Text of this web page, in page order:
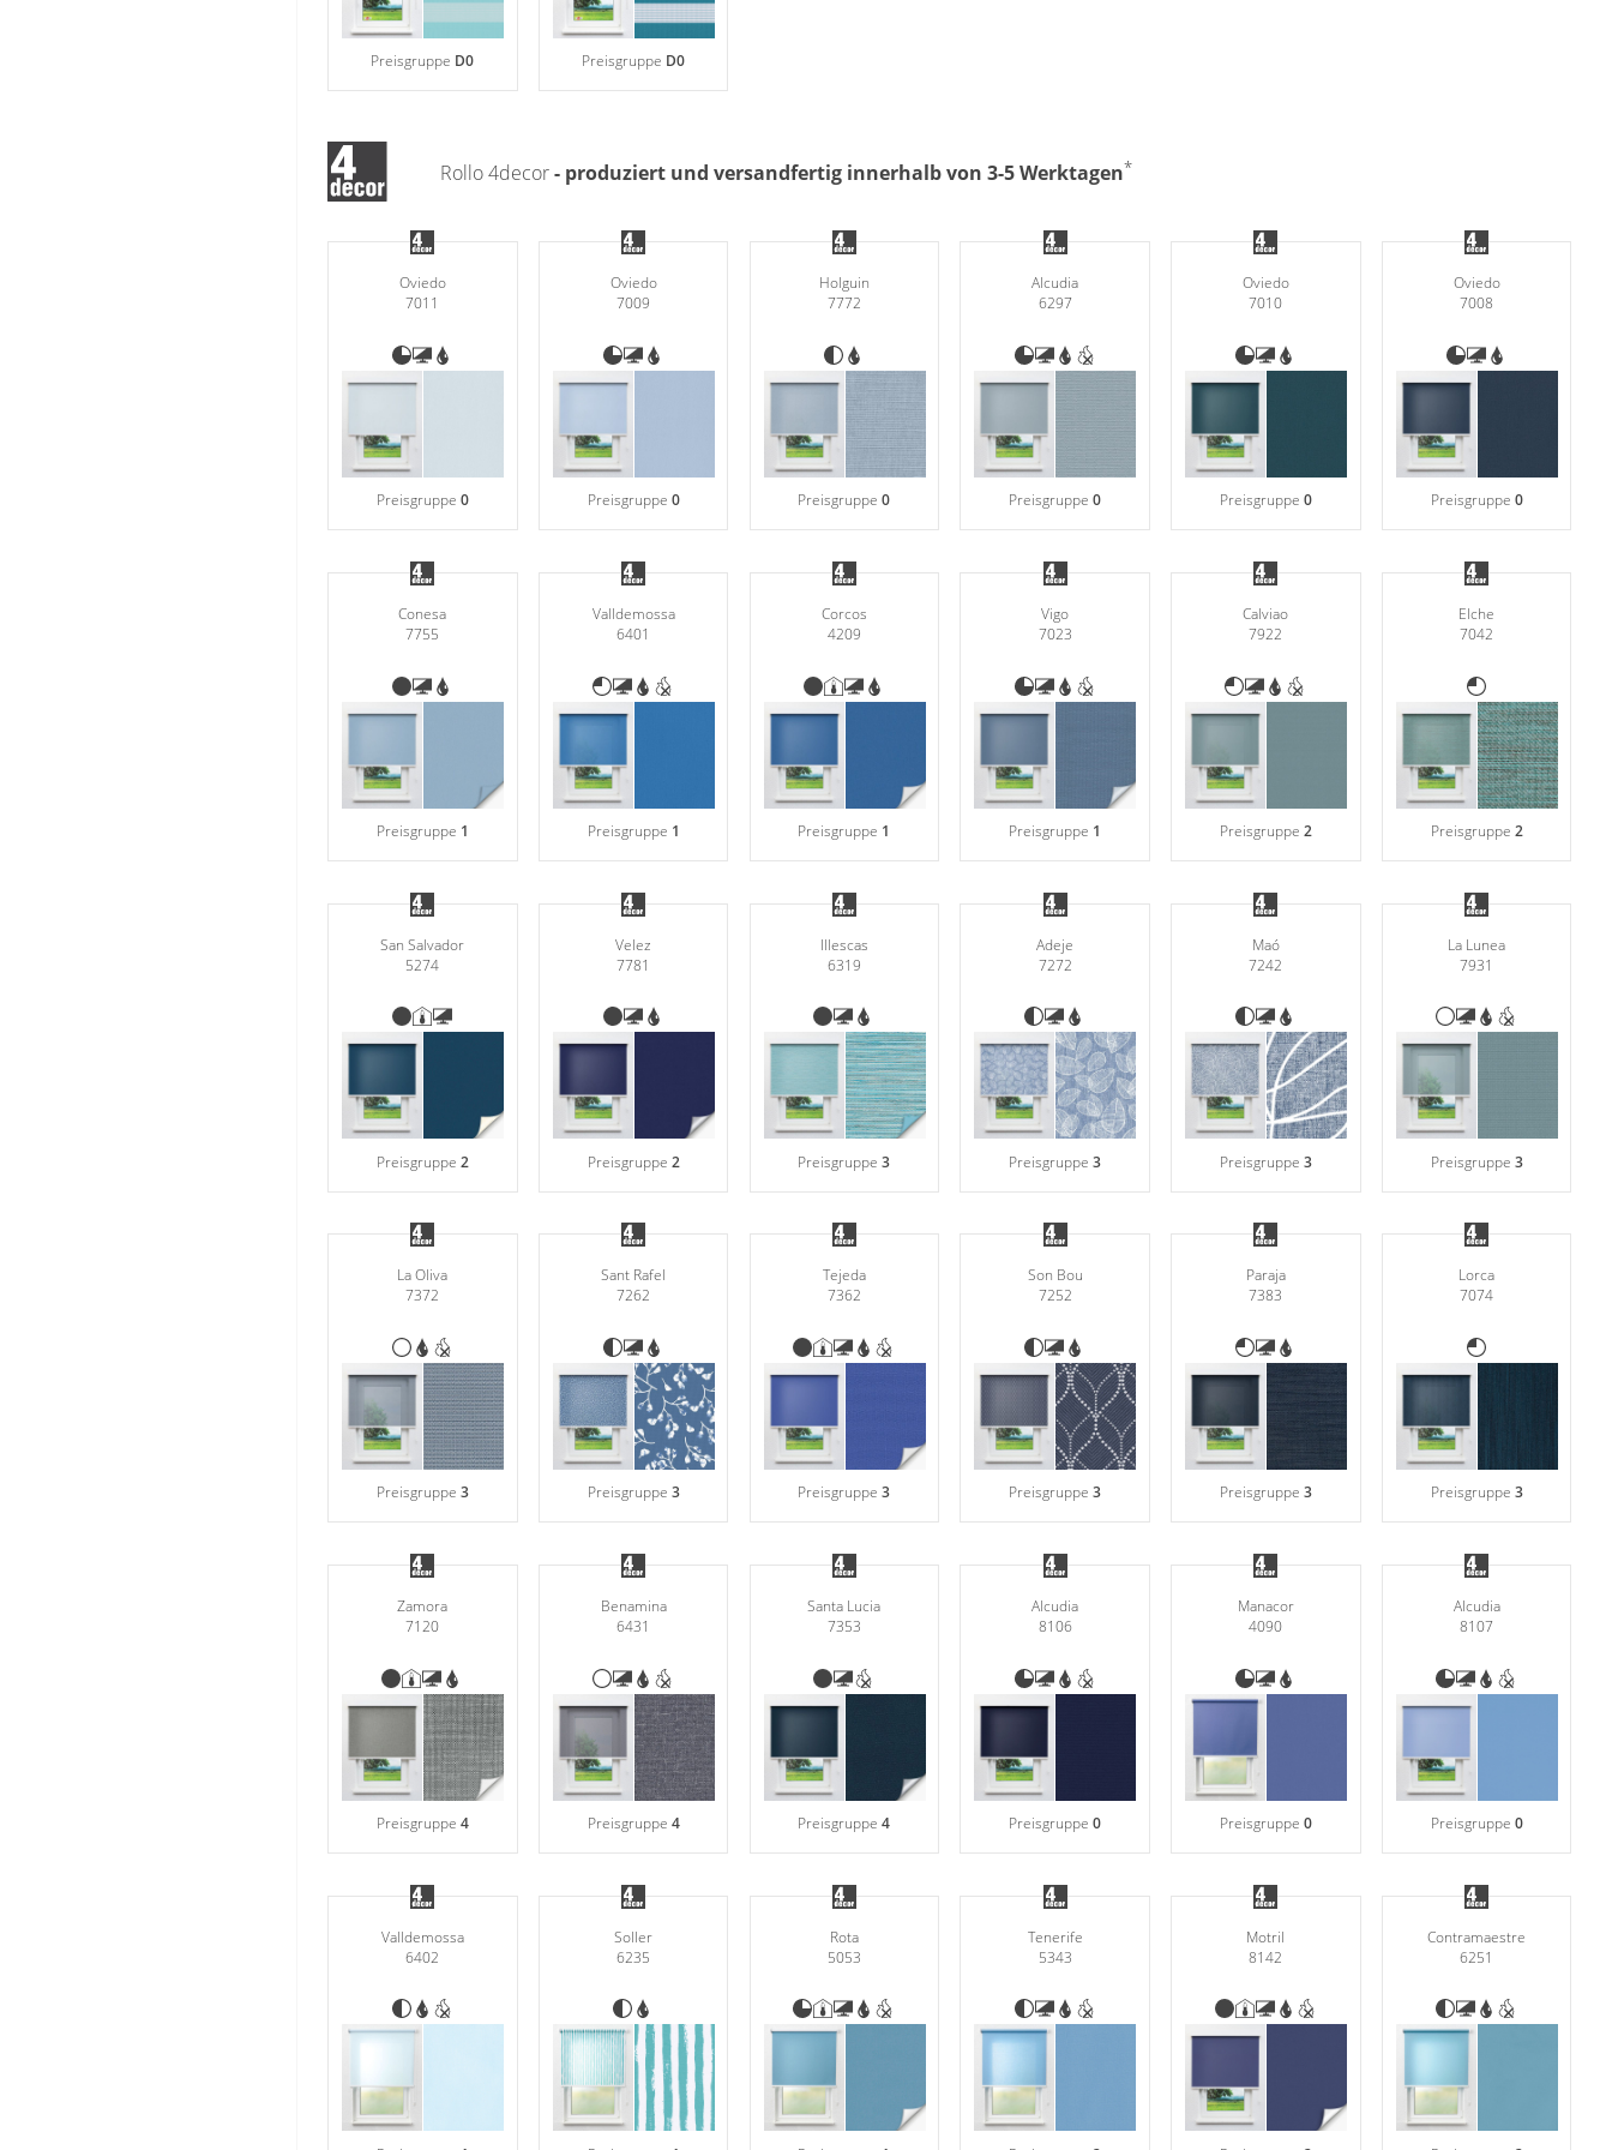
Preisgruppe D0 Preisgruppe D0
Rollo 4decor- produziert und versandfertig innerhalb von 3-5 Werktagen*
Oviedo
7011
Preisgruppe 0
Oviedo
7009
Preisgruppe 0
Holguin
7772
Preisgruppe0
Alcudia
6297
Preisgruppe0
Oviedo
7010
Preisgruppe 0
Oviedo
7008
Preisgruppe 0
Conesa
7755
Preisgruppe 1
Valldemossa
6401
Preisgruppe 1
Corcos
4209
Preisgruppe 1
Vigo
7023
Preisgruppe 1
Calviao
7922
Preisgruppe 2
Elche
7042
Preisgruppe 2
San Salvador
5274
Preisgruppe 2
Velez
7781
Preisgruppe 2
Illescas
6319
Preisgruppe3
Adeje
7272
Preisgruppe3
Maó
7242
Preisgruppe 3
La Lunea
7931
Preisgruppe 3
La Oliva
7372
Preisgruppe 3
Sant Rafel
7262
Preisgruppe 3
Tejeda
7362
Preisgruppe3
Son Bou
7252
Preisgruppe3
Paraja
7383
Preisgruppe 3
Lorca
7074
Preisgruppe 3
Zamora
7120
Preisgruppe 4
Benamina
6431
Preisgruppe 4
Santa Lucia
7353
Preisgruppe4
Alcudia
8106
Preisgruppe0
Manacor
4090
Preisgruppe 0
Alcudia
8107
Preisgruppe 0
Valldemossa
6402
Soller
6235
Rota
5053
Tenerife
5343
Motril
8142
Contramaestre
6251